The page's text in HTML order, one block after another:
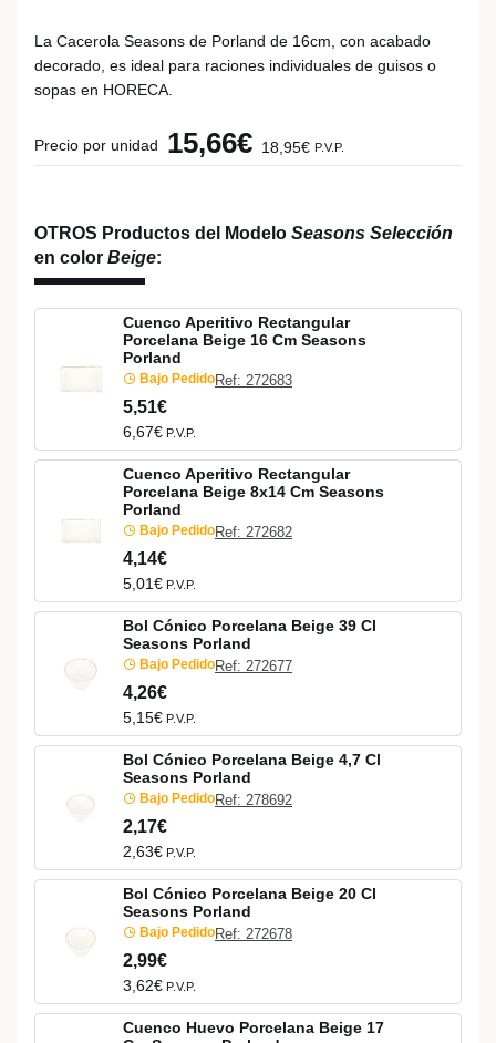
La Cacerola Seasons de Porland de 16cm, con acabado
decorado, es ideal para raciones individuales de guisos o
sopas en HORECA.
Precio por unidad 15,66€ 18,95€ P.V.P.
OTROS Productos del Modelo Seasons Selección
en color Beige:
Cuenco Aperitivo Rectangular
Porcelana Beige 16 Cm Seasons
Porland
Bajo PedidoRef: 272683
5,51€
6,67€ P.V.P.
Cuenco Aperitivo Rectangular
Porcelana Beige 8x14 Cm Seasons
Porland
Bajo PedidoRef: 272682
4,14€
5,01€ P.V.P.
Bol Cónico Porcelana Beige 39 Cl
Seasons Porland
Bajo PedidoRef: 272677
4,26€
5,15€ P.V.P.
Bol Cónico Porcelana Beige 4,7 Cl
Seasons Porland
Bajo PedidoRef: 278692
2,17€
2,63€ P.V.P.
Bol Cónico Porcelana Beige 20 Cl
Seasons Porland
Bajo PedidoRef: 272678
2,99€
3,62€ P.V.P.
Cuenco Huevo Porcelana Beige 17